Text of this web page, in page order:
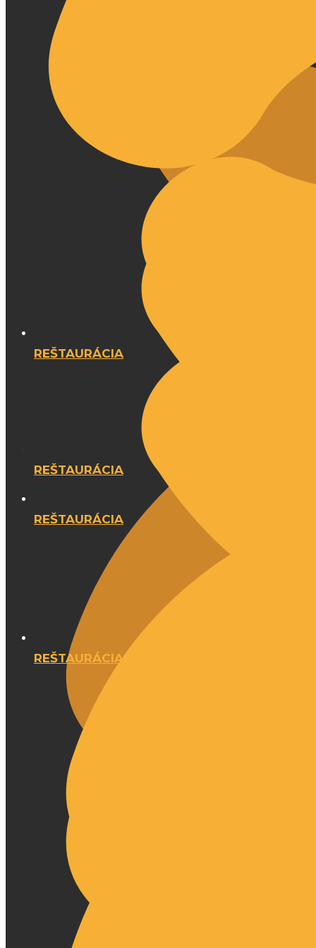
REŠTAURÁCIA
REŠTAURÁCIA
REŠTAURÁCIA
REŠTAURÁCIA